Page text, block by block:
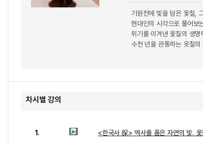
기원전에 빛을 담은 옻칠,
현대인의 시각으로 풀어보
위기를 이겨낸 옻칠의 생
수천 년을 관통하는 옷칠
차시별 강의
1. <한국사 探> 역사를 품은 자연의 빛, 옻